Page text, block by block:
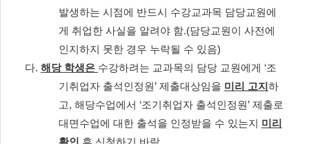
발생하는 시점에 반드시 수강교과목 담당교원에
게 취업한 사실을 알려야 함.(담당교원이 사전에
인지하지 못한 경우 누락될 수 있음)
다. 해당 학생은 수강하려는 교과목의 담당 교원에게 ‘조
기취업자 출석인정원 ’ 제출대상임을 미리 고지 하
고, 해당수업에서 ‘조기취업자 출석인정원 ’ 제출로
대면수업에 대한 출석을 인정받을 수 있는지 미리